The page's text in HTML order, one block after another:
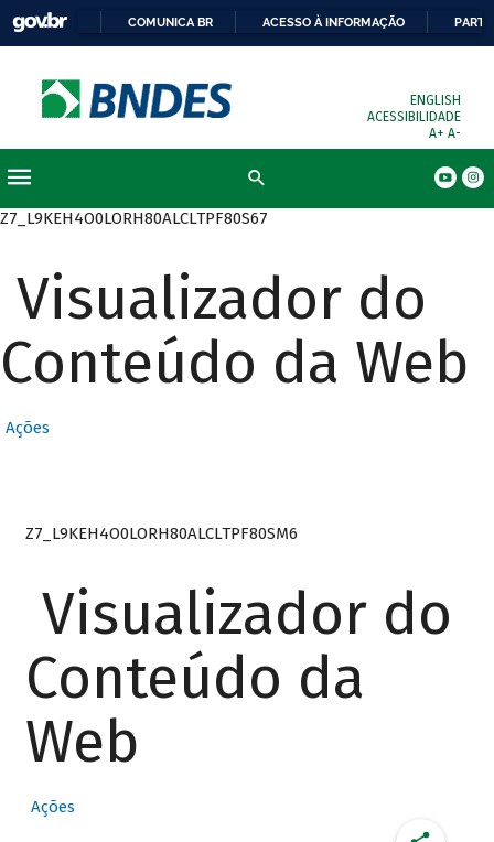
COMUNICA BR ACESSO À INFORMAÇÃO
ENGLISH
ACESSIBILIDADE
A+ A-
Z7_L9KEH4O0LORH80ALCLTPF80S67
Visualizador do
Conteúdo da Web
Ações
Z7_L9KEH4O0LORH80ALCLTPF80SM6
Visualizador do
Conteúdo da
Web
Ações